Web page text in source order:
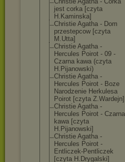
jest corka [czyta
H.Kaminska]
Christie Agatha - Dom
przestepcow [czyta
M.Utta]
Christie Agatha -
Hercules Poirot - 09 -
Czarna kawa (czyta
H.Pijanowski)
Christie Agatha -
Hercules Poirot - Boze
Narodzenie Herkulesa
Poirot [czyta Z.Wardejn]
Christie Agatha -
Hercules Poirot - Czarna
kawa [czyta
H.Pijanowski]
Christie Agatha -
Hercules Poirot -
Entliczek-Pent liczek
[czyta H.Drygalski]